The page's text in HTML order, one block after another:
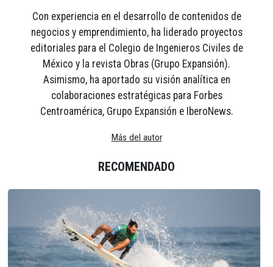
Con experiencia en el desarrollo de contenidos de
negocios y emprendimiento, ha liderado proyectos
editoriales para el Colegio de Ingenieros Civiles de
México y la revista Obras (Grupo Expansión).
Asimismo, ha aportado su visión analítica en
colaboraciones estratégicas para Forbes
Centroamérica, Grupo Expansión e IberoNews.
Más del autor
RECOMENDADO